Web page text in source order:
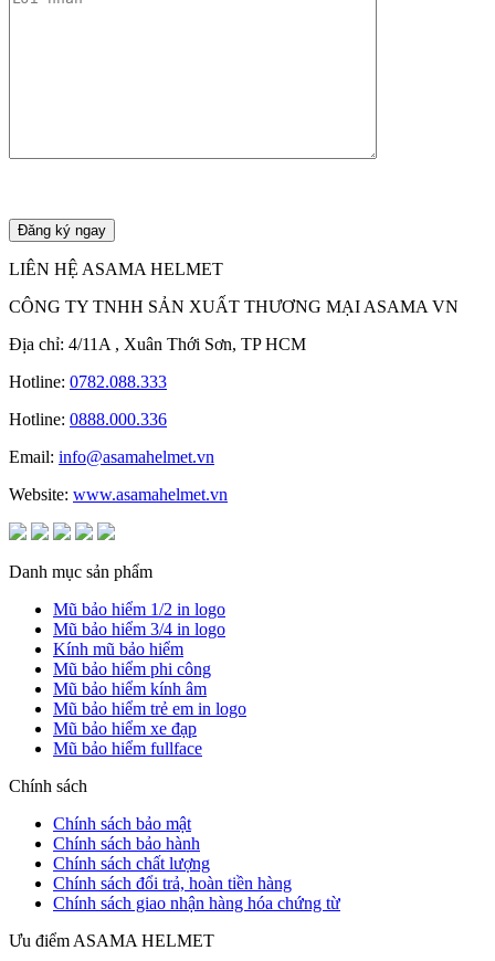
LIÊN HỆ ASAMA HELMET
CÔNG TY TNHH SẢN XUẤT THƯƠNG MẠI ASAMA VN
Địa chỉ: 4/11A , Xuân Thới Sơn, TP HCM
Hotline: 0782.088.333
Hotline: 0888.000.336
Email: info@asamahelmet.vn
Website: www.asamahelmet.vn
Danh mục sản phẩm
Mũ bảo hiểm 1/2 in logo
Mũ bảo hiểm 3/4 in logo
Kính mũ bảo hiểm
Mũ bảo hiểm phi công
Mũ bảo hiểm kính âm
Mũ bảo hiểm trẻ em in logo
Mũ bảo hiểm xe đạp
Mũ bảo hiểm fullface
Chính sách
Chính sách bảo mật
Chính sách bảo hành
Chính sách chất lượng
Chính sách đổi trả, hoàn tiền hàng
Chính sách giao nhận hàng hóa chứng từ
Ưu điểm ASAMA HELMET